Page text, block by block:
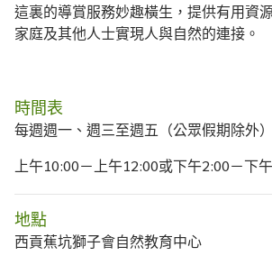
這裏的導賞服務妙趣橫生，提供有用資
家庭及其他人士實現人與自然的連接。
時間表
每週週一、週三至週五（公眾假期除外）
上午10:00－上午12:00或下午2:00－下
地點
西貢蕉坑獅子會自然教育中心